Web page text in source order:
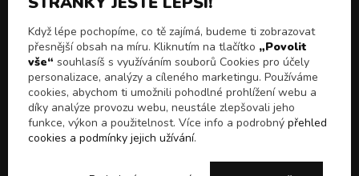
SLEDUJ NÁS!
© 2026 Všechna práva vyhrazena
E-shop Pulito - Kvalitní drogerie a čistící prostředky z
Když lépe pochopíme, co tě zajímá, budeme ti zobrazovat
přesnější obsah na míru. Kliknutím na tlačítko „Povolit
vše“ souhlasíš s využíváním souborů Cookies pro účely
personalizace, analýzy a cíleného marketingu. Používáme
cookies, abychom ti umožnili pohodlné prohlížení webu a
díky analýze provozu webu, neustále zlepšovali jeho
funkce, výkon a použitelnost. Více info a podrobný přehled
cookies a podmínky jejich užívání.